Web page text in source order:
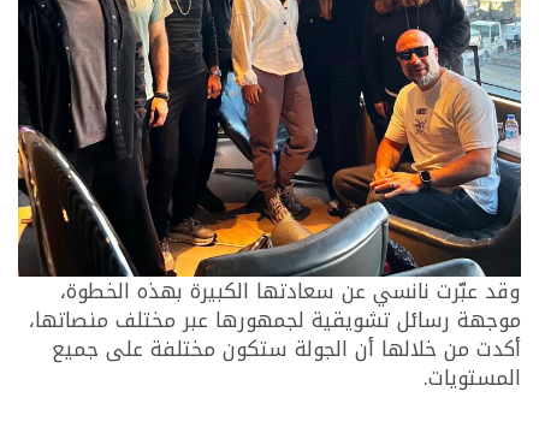
وقد عبّرت نانسي عن سعادتها الكبيرة بهذه الخطوة،
موجهة رسائل تشويقية لجمهورها عبر مختلف منصاتها،
أكدت من خلالها أن الجولة ستكون مختلفة على جميع
المستويات.